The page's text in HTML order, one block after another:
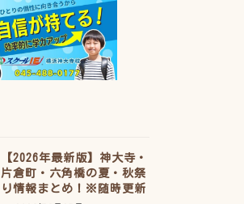
【2026年最新版】神大寺・
片倉町・六角橋の夏・秋祭
り情報まとめ！※随時更新